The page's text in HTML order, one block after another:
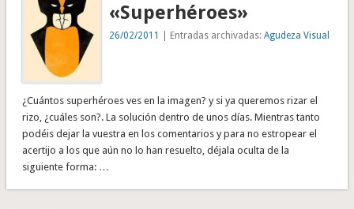
«Superhéroes»
26/02/2011 | Entradas archivadas:Agudeza Visual
¿Cuántos superhéroes ves en la imagen? y si ya queremos rizar el
rizo, ¿cuáles son?. La solución dentro de unos días. Mientras tanto
podéis dejar la vuestra en los comentarios y para no estropear el
acertijo a los que aún no lo han resuelto, déjala oculta de la
siguiente forma: …